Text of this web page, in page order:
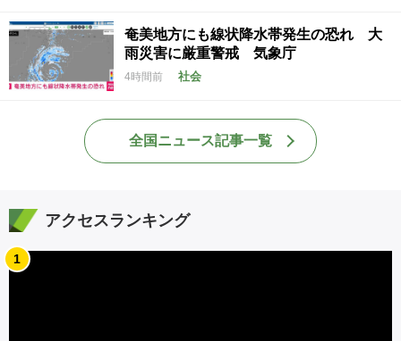
奄美地方にも線状降水帯発生の恐れ 大
雨災害に厳重警戒 気象庁
4時間前 社会
全国ニュース記事一覧
アクセスランキング
1